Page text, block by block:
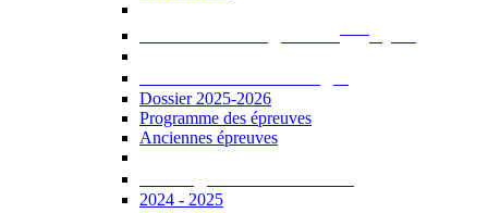
Dossier 2025-2026
Programme des épreuves
Anciennes épreuves
2024 - 2025